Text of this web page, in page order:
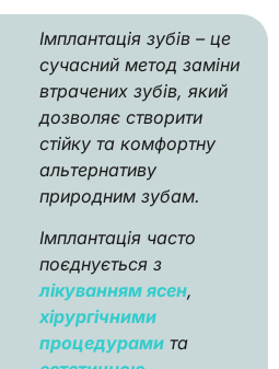
Імплантація зубів – це
сучасний метод заміни
втрачених зубів, який
дозволяє створити
стійку та комфортну
альтернативу
природним зубам.
Імплантація часто
поєднується з
лікуванням ясен,
хірургічними
процедурамита